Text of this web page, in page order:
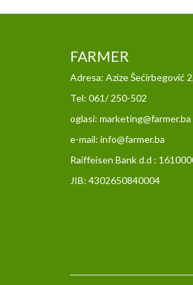
FARMER
Adresa: Azize Šećirbegović
Tel: 061/ 250-502
oglasi: marketing@farmer.ba
e-mail: info@farmer.ba
Raiffeisen Bank d.d :
JIB: 4302650840004